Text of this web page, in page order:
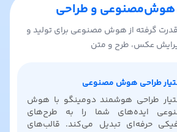
هوش‌مصنوعی و طراحی
قدرت گرفته از هوش مصنوعی برای تولید و
عکس، طرح و متن
طراحی هوش مصنوعی
طراحی هوشمند دومینگو با هوش
ایده‌های شما را به طرح‌های
حرفه‌ای تبدیل می‌کند. قالب‌های